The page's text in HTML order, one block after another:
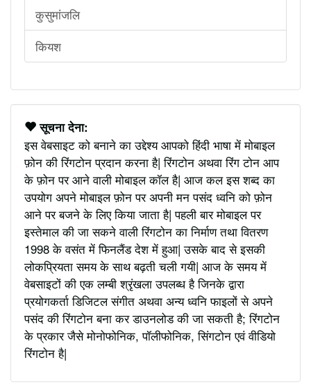
कुसुमांजलि
कियश
सूचना देना:
इस वेबसाइट को बनाने का उद्देश्य आपको हिंदी भाषा में मोबाइल
फ़ोन की रिंगटोन प्रदान करना है| रिंगटोन अथवा रिंग टोन आप
के फ़ोन पर आने वाली मोबाइल कॉल है| आज कल इस शब्द का
उपयोग अपने मोबाइल फ़ोन पर अपनी मन पसंद ध्वनि को फ़ोन
आने पर बजने के लिए किया जाता है| पहली बार मोबाइल पर
इस्तेमाल की जा सकने वाली रिंगटोन का निर्माण तथा वितरण
1998 के वसंत में फिनलैंड देश में हुआ| उसके बाद से इसकी
लोकप्रियता समय के साथ बढ़ती चली गयी| आज के समय में
वेबसाइटों की एक लम्बी श्रृंखला उपलब्ध है जिनके द्वारा
प्रयोगकर्ता डिजिटल संगीत अथवा अन्य ध्वनि फाइलों से अपने
पसंद की रिंगटोन बना कर डाउनलोड की जा सकती है; रिंगटोन
के प्रकार जैसे मोनोफोनिक, पॉलीफोनिक, सिंगटोन एवं वीडियो
रिंगटोन है|